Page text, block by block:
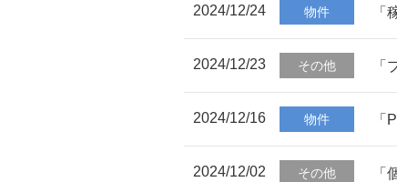
2024/12/24 物件 「
2024/12/23 その他 「
2024/12/16 物件 「
2024/12/02 その他 「